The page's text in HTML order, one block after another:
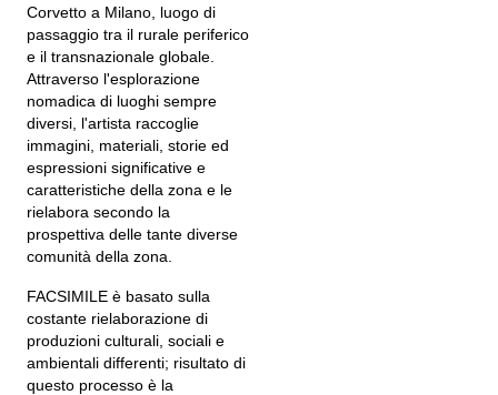
Corvetto a Milano, luogo di
passaggio tra il rurale periferico
e il transnazionale globale.
Attraverso l'esplorazione
nomadica di luoghi sempre
diversi, l'artista raccoglie
immagini, materiali, storie ed
espressioni significative e
caratteristiche della zona e le
rielabora secondo la
prospettiva delle tante diverse
comunità della zona.
FACSIMILE è basato sulla
costante rielaborazione di
produzioni culturali, sociali e
ambientali differenti; risultato di
questo processo è la